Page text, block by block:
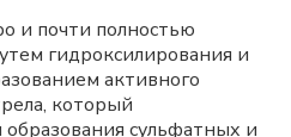
и почти полностью
гидроксилирования и
активного
который
сульфатных и